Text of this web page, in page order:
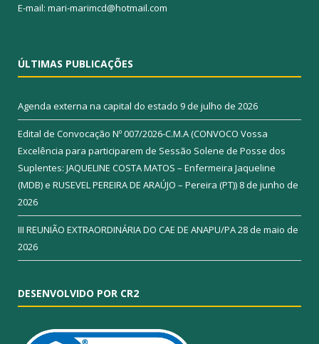
E-mail: mari-marimcd@hotmail.com
ÚLTIMAS PUBLICAÇÕES
Agenda externa na capital do estado 9 de julho de 2026
Edital de Convocação Nº 007/2026-C.M.A (CONVOCO Vossa
Excelência para participarem de Sessão Solene de Posse dos
Suplentes: JAQUELINE COSTA MATOS – Enfermeira Jaqueline
(MDB) e RUSEVEL PEREIRA DE ARAÚJO – Pereira (PT)) 8 de junho de
2026
III REUNIÃO EXTRAORDINÁRIA DO CAE DE ANAPU/PA28 de maio de
2026
DESENVOLVIDO POR CR2